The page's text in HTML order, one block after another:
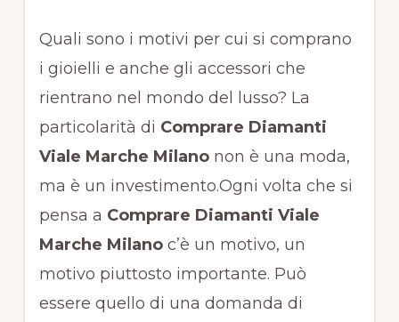
Quali sono i motivi per cui si comprano
i gioielli e anche gli accessori che
rientrano nel mondo del lusso? La
particolarità di Comprare Diamanti
Viale Marche Milanonon è una moda,
ma è un investimento.Ogni volta che si
pensa a Comprare Diamanti Viale
Marche Milanoc’è un motivo, un
motivo piuttosto importante. Può
essere quello di una domanda di